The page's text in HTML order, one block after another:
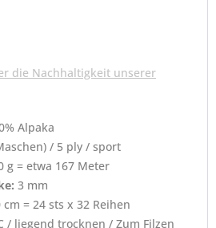
die Nachhaltigkeit unserer
Alpaka
/ 5 ply / sport
g = etwa 167 Meter
3 mm
cm = 24 sts x 32 Reihen
/ liegend trocknen / Zum Filzen